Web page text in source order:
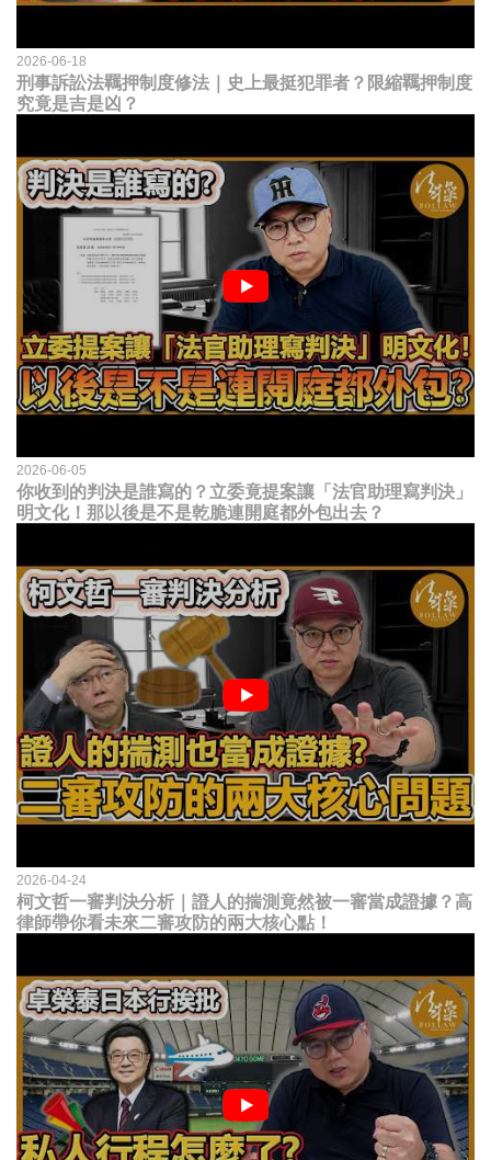
2026-06-18
刑事訴訟法羈押制度修法｜史上最挺犯罪者？限縮羈押制度
究竟是吉是凶？
2026-06-05
你收到的判決是誰寫的？立委竟提案讓「法官助理寫判決」
明文化！那以後是不是乾脆連開庭都外包出去？
2026-04-24
柯文哲一審判決分析｜證人的揣測竟然被一審當成證據？高
律師帶你看未來二審攻防的兩大核心點！